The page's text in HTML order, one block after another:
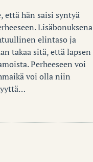
että hän saisi syntyä
Lisäbonuksena
elintaso ja
takaa sitä, että lapsen
Perheeseen voi
voi olla niin